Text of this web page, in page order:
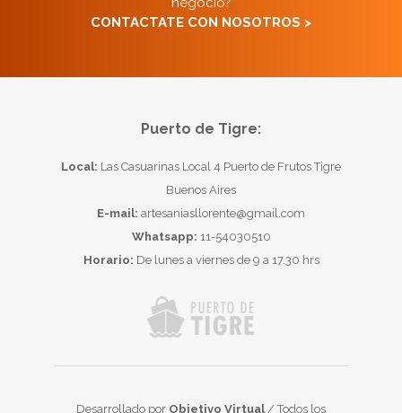
CONTACTATE CON NOSOTROS >
Puerto de Tigre:
Local: Las Casuarinas Local 4 Puerto de Frutos Tigre
Buenos Aires
E-mail: artesaniasllorente@gmail.com
Whatsapp: 11-54030510
Horario: De lunes a viernes de 9 a 17.30 hrs
Desarrollado por Objetivo Virtual/ Todos los